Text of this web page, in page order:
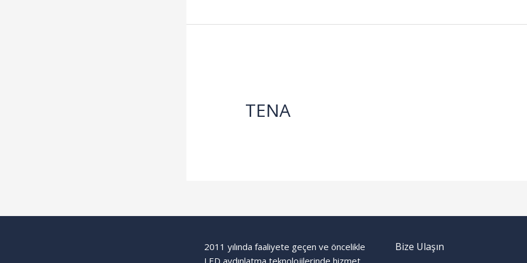
TENA
2011 yılında faaliyete geçen ve öncelikle
Bize Ulaşın